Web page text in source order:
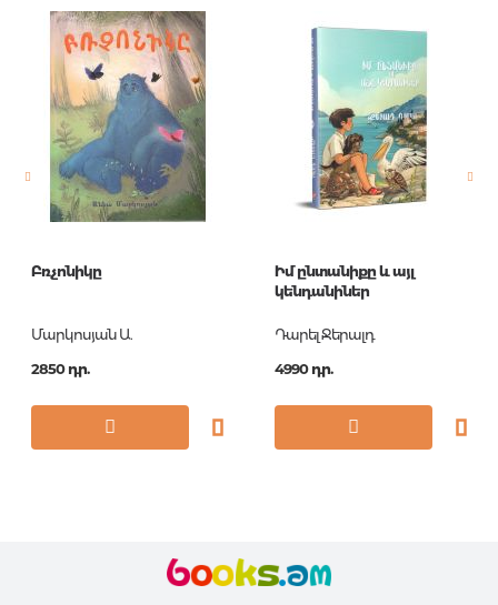
Հրատարակիչ Random House
Английский
Նորույթ ոչ
Էջերի քանակ 320
Կազմ PB
ISBN 9780552570053
Բռչոնիկը
Մարկոսյան Ա.
2850 դր.
Իմ ընտանիքը և այլ
կենդանիներ
Դարել Ջերալդ
4990 դր.